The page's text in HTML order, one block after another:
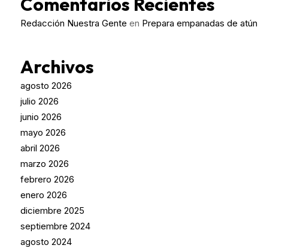
Redacción Nuestra Gente en Prepara empanadas de atún
Archivos
agosto 2026
julio 2026
junio 2026
mayo 2026
abril 2026
marzo 2026
febrero 2026
enero 2026
diciembre 2025
septiembre 2024
agosto 2024